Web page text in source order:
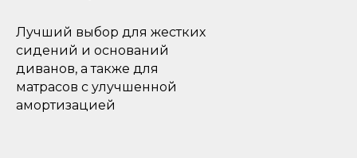
Лучший выбор для жестких
сидений и оснований
диванов, а также для
матрасов с улучшенной
амортизацией